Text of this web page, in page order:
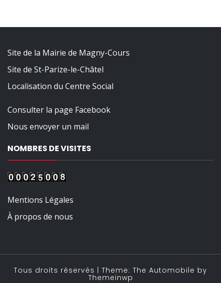
Site de la Mairie de Magny-Cours
Site de St-Parize-le-Châtel
Localisation du Centre Social
Consulter la page Facebook
Nous envoyer un mail
NOMBRES DE VISITES
Mentions Légales
À propos de nous
Tous droits réservés | Theme: The Automobile by
Themeinwp